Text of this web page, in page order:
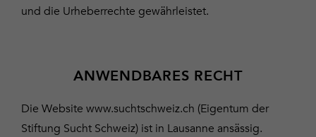
und die Urheberrechte gewährleistet.
ANWENDBARES RECHT
Die Website www.suchtschweiz.ch (Eigentum der
Stiftung Sucht Schweiz) ist in Lausanne ansässig.